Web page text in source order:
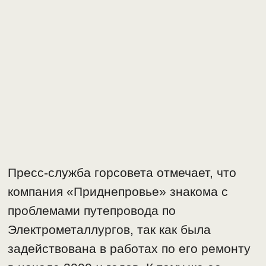
Пресс-служба горсовета отмечает, что
компания «Приднепровье» знакома с
проблемами путепровода по
Электрометаллургов, так как была
задействована в работах по его ремонту